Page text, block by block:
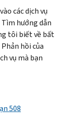
các dịch vụ
hướng dẫn
tôi biết về bất
hồi của
vụ mà bạn
508